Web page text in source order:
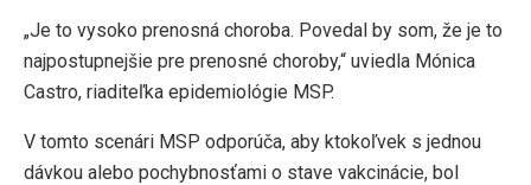
„Je to vysoko prenosná choroba. Povedal by som, že je to
najpostupnejšie pre prenosné choroby,“ uviedla Mónica
Castro, riaditeľka epidemiológie MSP.
V tomto scenári MSP odporúča, aby ktokoľvek s jednou
dávkou alebo pochybnosťami o stave vakcinácie, bol